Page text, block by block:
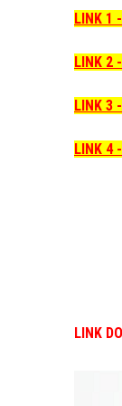
LINK 1
LINK 2
LINK 3
LINK 4
LINK